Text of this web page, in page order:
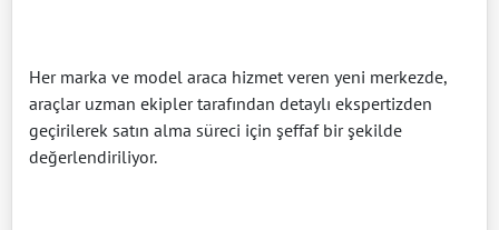
Her marka ve model araca hizmet veren yeni merkezde,
araçlar uzman ekipler tarafından detaylı ekspertizden
geçirilerek satın alma süreci için şeffaf bir şekilde
değerlendiriliyor.